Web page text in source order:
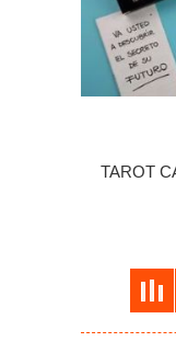
TAROT